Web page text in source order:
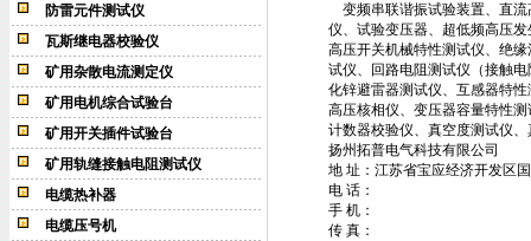
防雷元件测试仪
瓦斯继电器校验仪
矿用杂散电流测定仪
矿用电机综合试验台
矿用开关插件试验台
矿用轨缝接触电阻测试仪
电缆热补器
电缆压号机
变频串联谐振试验装置、直流
仪、试验变压器、超低频高压
高压开关机械特性测试仪、绝
试仪、回路电阻测试仪（接触
化锌避雷器测试仪、互感器特
高压核相仪、变压器容量特性
计数器校验仪、真空度测试仪
扬州拓普电气科技有限公司
地 址：江苏省宝应经济开发区
电 话：
手 机：
传 真：